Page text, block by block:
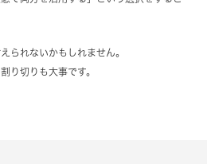
られないかもしれません。
り切りも大事です。